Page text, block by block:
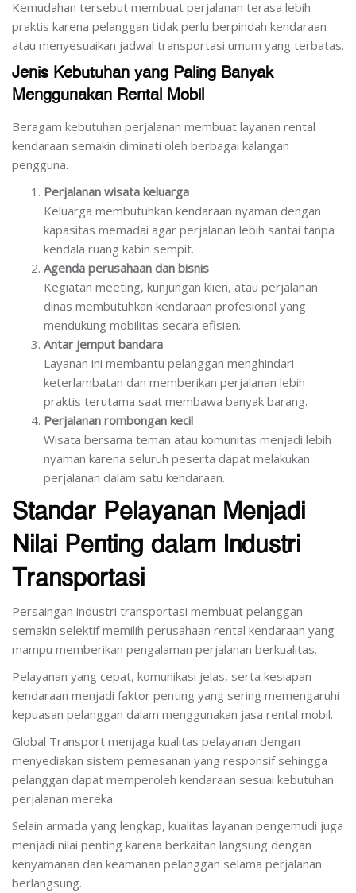
Kemudahan tersebut membuat perjalanan terasa lebih
praktis karena pelanggan tidak perlu berpindah kendaraan
atau menyesuaikan jadwal transportasi umum yang terbatas.
Jenis Kebutuhan yang Paling Banyak
Menggunakan Rental Mobil
Beragam kebutuhan perjalanan membuat layanan rental
kendaraan semakin diminati oleh berbagai kalangan
pengguna.
Perjalanan wisata keluarga
Keluarga membutuhkan kendaraan nyaman dengan
kapasitas memadai agar perjalanan lebih santai tanpa
kendala ruang kabin sempit.
Agenda perusahaan dan bisnis
Kegiatan meeting, kunjungan klien, atau perjalanan
dinas membutuhkan kendaraan profesional yang
mendukung mobilitas secara efisien.
Antar jemput bandara
Layanan ini membantu pelanggan menghindari
keterlambatan dan memberikan perjalanan lebih
praktis terutama saat membawa banyak barang.
Perjalanan rombongan kecil
Wisata bersama teman atau komunitas menjadi lebih
nyaman karena seluruh peserta dapat melakukan
perjalanan dalam satu kendaraan.
Standar Pelayanan Menjadi
Nilai Penting dalam Industri
Transportasi
Persaingan industri transportasi membuat pelanggan
semakin selektif memilih perusahaan rental kendaraan yang
mampu memberikan pengalaman perjalanan berkualitas.
Pelayanan yang cepat, komunikasi jelas, serta kesiapan
kendaraan menjadi faktor penting yang sering memengaruhi
kepuasan pelanggan dalam menggunakan jasa rental mobil.
Global Transport menjaga kualitas pelayanan dengan
menyediakan sistem pemesanan yang responsif sehingga
pelanggan dapat memperoleh kendaraan sesuai kebutuhan
perjalanan mereka.
Selain armada yang lengkap, kualitas layanan pengemudi juga
menjadi nilai penting karena berkaitan langsung dengan
kenyamanan dan keamanan pelanggan selama perjalanan
berlangsung.